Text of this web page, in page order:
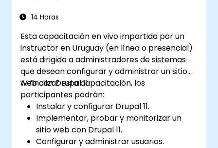
seguridad del sitio.
Drupal 11 de manera efectiva.
14 Horas
Esta capacitación en vivo impartida por un
instructor en Uruguay (en línea o presencial)
está dirigida a administradores de sistemas
que desean configurar y administrar un sitio
web con Drupal 11.
Al finalizar esta capacitación, los
participantes podrán:
Instalar y configurar Drupal 11.
Implementar, probar y monitorizar un
sitio web con Drupal 11.
Configurar y administrar usuarios.